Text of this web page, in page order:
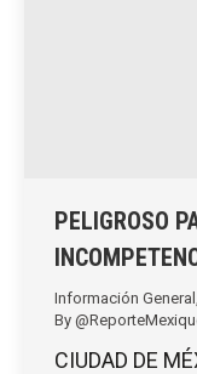
PELIGROSO
Información General
By
CIUDAD DE